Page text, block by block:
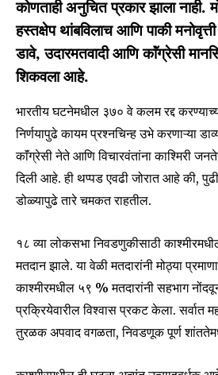
कोणताही अनुचित प्रकार झाला नाही.
हस्तक्षेप थांबविलाच आणि पाकी
डावे, उदारमतवादी आणि काॅंग्रेसी
शिकवला आहे.
भारतीय घटनेमधील ३७० वे कलम रद्द
निर्णयापुढे कायम प्रश्नचिन्ह उभे करणाऱ्या
काॅंग्रेसी नेते आणि विचारवंतांना काश्मिरी
दिली आहे. ही थप्पड एवढी जोरात आहे की,
डोळ्यापुढे तारे चमकत राहतील.
१८ व्या लोकसभा निवडणुकीसाठी
मतदान झाले. या वेळी मतदारांनी मोठ्या
काश्मीरमधील ५९ % मतदारांनी सहभाग
प्रक्रियेवारील विश्वास प्रकट केला. सर्वात
तुरळक अपवाद वगळता, निवडणूक पूर्ण